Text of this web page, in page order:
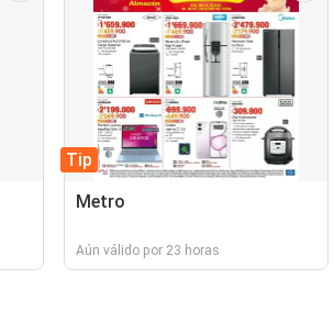
Tip
Metro
Aún válido por 23 horas